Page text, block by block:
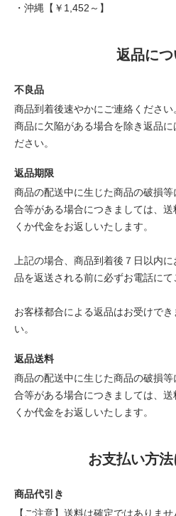
・沖縄【￥1,452～】
返品につ
不良品
商品到着後速やかにご連絡ください
商品に欠陥がある場合を除き返品に
ださい。
返品期限
商品の配送中に生じた商品の破損
合等がある場合につきましては、
くか代金をお返しいたします。
上記の場合、商品到着後７日以内
品を返送される前に必ずお電話にて
お客様都合による返品はお受けで
い。
返品送料
商品の配送中に生じた商品の破損
合等がある場合につきましては、
くか代金をお返しいたします。
お支払い方
商品代引き
【ご注意】送料は確定ではありませ